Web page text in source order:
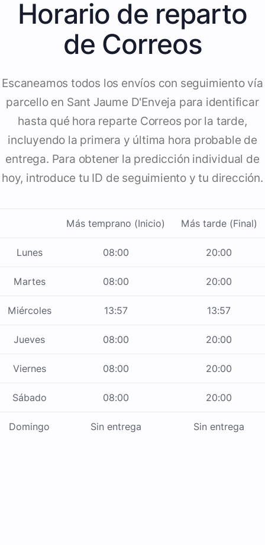
Horario de reparto
de Correos
Escaneamos todos los envíos con seguimiento vía
parcello en Sant Jaume D'Enveja para identificar
hasta qué hora reparte Correos por la tarde,
incluyendo la primera y última hora probable de
entrega. Para obtener la predicción individual de
hoy, introduce tu ID de seguimiento y tu dirección.
Más temprano (Inicio) Más tarde (Final)
Lunes 08:00 20:00
Martes 08:00 20:00
Miércoles 13:57 13:57
Jueves 08:00 20:00
Viernes 08:00 20:00
Sábado 08:00 20:00
Domingo Sin entrega Sin entrega